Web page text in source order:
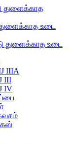
துளைக்காத
உடை
துளைக்காத உடை
IIIA
III
IV